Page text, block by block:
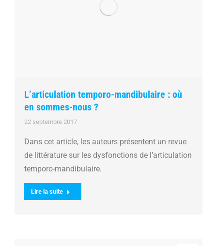
L’articulation temporo-mandibulaire : où
en sommes-nous ?
22 septembre 2017
Dans cet article, les auteurs présentent un revue
de littérature sur les dysfonctions de l’articulation
temporo-mandibulaire.
Lire la suite